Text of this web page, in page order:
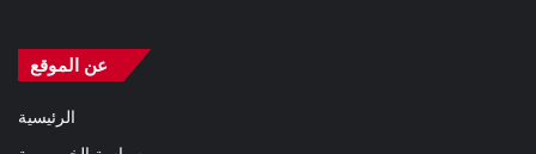
عن الموقع
الرئيسية